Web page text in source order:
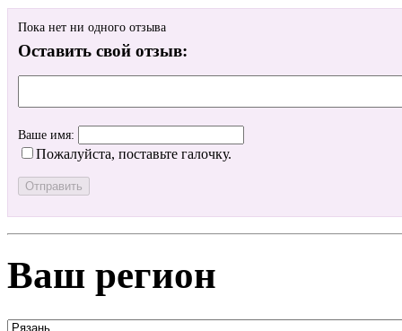
Пока нет ни одного отзыва
Оставить свой отзыв:
Ваше имя:
Пожалуйста, поставьте галочку.
Ваш регион